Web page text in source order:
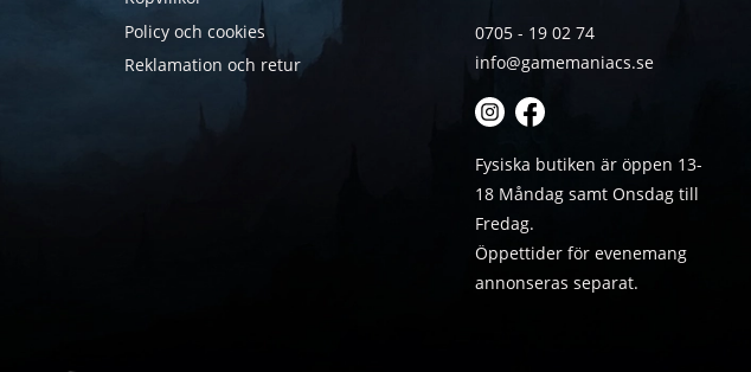
Policy och cookies
Reklamation och retur
0705 - 19 02 74
info@gamemaniacs.se
Fysiska butiken är öppen 13-
18 Måndag samt Onsdag till
Fredag.
Öppettider för evenemang
annonseras separat.